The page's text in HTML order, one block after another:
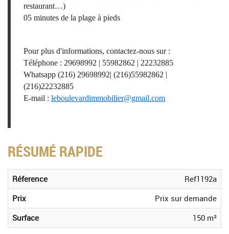
restaurant…)
05 minutes de la plage à pieds
Pour plus d'informations, contactez-nous sur :
Téléphone : 29698992­ | 55982862 | 22232885
Whatsapp (216) 29698992| (216)55982862 |
(216)22232885
E-mail : leboulevardimmobilier@gmail.com
RÉSUMÉ RAPIDE
Réference
Ref1192a
Prix
Prix sur demande
Surface
150 m²